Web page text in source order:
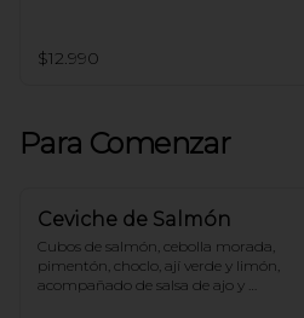
$12.990
Para Comenzar
Ceviche de Salmón
Cubos de salmón, cebolla morada,
pimentón, choclo, ají verde y limón,
acompañado de salsa de ajo y